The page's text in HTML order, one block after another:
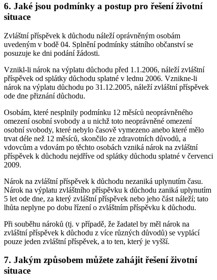
6. Jaké jsou podmínky a postup pro řešení životní
situace
Zvláštní příspěvek k důchodu náleží oprávněným osobám
uvedeným v bodě 04. Splnění podmínky státního občanství se
posuzuje ke dni podání žádosti.
Vznikl-li nárok na výplatu důchodu před 1.1.2006, náleží zvláštní
příspěvek od splátky důchodu splatné v lednu 2006. Vznikne-li
nárok na výplatu důchodu po 31.12.2005, náleží zvláštní příspěvek
ode dne přiznání důchodu.
Osobám, které nesplnily podmínku 12 měsíců neoprávněného
omezení osobní svobody a u nichž toto neoprávněné omezení
osobní svobody, které nebylo časově vymezeno anebo které mělo
trvat déle než 12 měsíců, skončilo ze zdravotních důvodů, a
vdovcům a vdovám po těchto osobách vzniká nárok na zvláštní
příspěvek k důchodu nejdříve od splátky důchodu splatné v červenci
2009.
Nárok na zvláštní příspěvek k důchodu nezaniká uplynutím času.
Nárok na výplatu zvláštního příspěvku k důchodu zaniká uplynutím
5 let ode dne, za který zvláštní příspěvek nebo jeho část náleží; tato
lhůta neplyne po dobu řízení o zvláštním příspěvku k důchodu.
Při souběhu nároků (tj. v případě, že žadatel by měl nárok na
zvláštní příspěvek k důchodu z více různých důvodů) se vyplácí
pouze jeden zvláštní příspěvek, a to ten, který je vyšší.
7. Jakým způsobem můžete zahájit řešení životní
situace